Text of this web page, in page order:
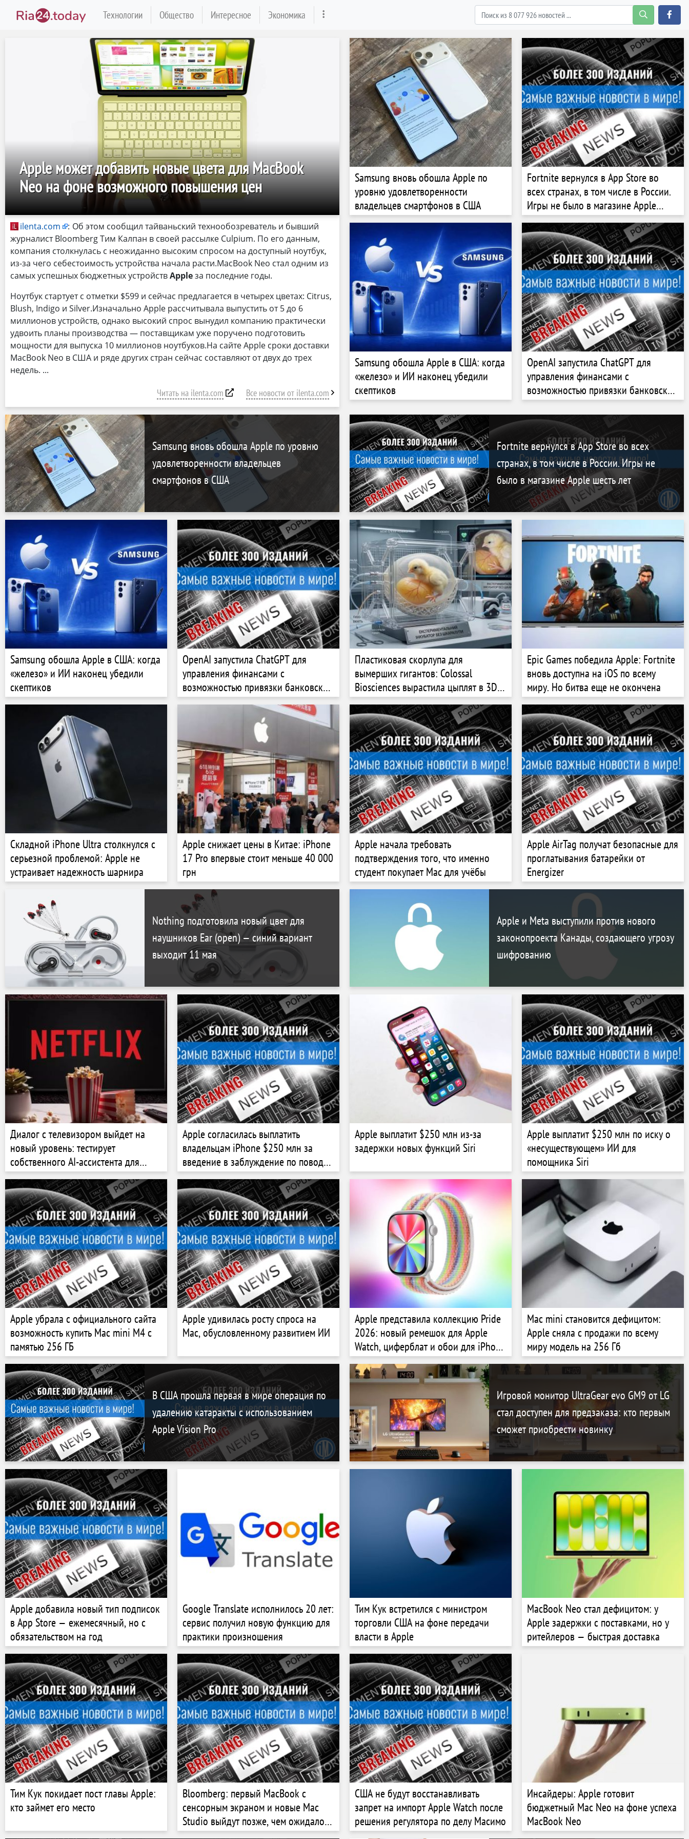
Технологии Общество Интересное Экономика
Apple может добавить новые цвета для MacBook
Neo на фоне возможного повышения цен
ilenta.com : Об этом сообщил тайваньский технообозреватель и бывший
журналист Bloomberg Тим Калпан в своей рассылке Culpium. По его данным,
компания столкнулась с неожиданно высоким спросом на доступный ноутбук,
из-за чего себестоимость устройства начала расти.MacBook Neo стал одним из
самых успешных бюджетных устройствAppleза последние годы.
Ноутбук стартует с отметки $599 и сейчас предлагается в четырех цветах: Citrus,
Blush, Indigo и Silver.Изначально Apple рассчитывала выпустить от 5 до 6
миллионов устройств, однако высокий спрос вынудил компанию практически
удвоить планы производства — поставщикам уже поручено подготовить
мощности для выпуска 10 миллионов ноутбуков.На сайте Apple сроки доставки
MacBook Neo в США и ряде других стран сейчас составляют от двух до трех
недель.
Читать на ilenta.com Все новости от ilenta.com
Samsung вновь обошла Apple по
уровню удовлетворенности
владельцев смартфонов в США
Fortnite вернулся в App Store во
всех странах, в том числе в России.
Игры не было в магазине Apple
шесть лет
Samsung обошла Apple в США: когда
«железо» и ИИ наконец убедили
скептиков
OpenAI запустила ChatGPT для
управления финансами с
возможностью привязки банковских
счетов
Samsung вновь обошла Apple по уровню
удовлетворенности владельцев
смартфонов в США
Fortnite вернулся в App Store во всех
странах, в том числе в России. Игры не
было в магазине Apple шесть лет
Samsung обошла Apple в США: когда
«железо» и ИИ наконец убедили
скептиков
OpenAI запустила ChatGPT для
управления финансами с
возможностью привязки банковских
счетов
Пластиковая скорлупа для
вымерших гигантов: Colossal
Biosciences вырастила цыплят в 3D-
яйцах
Epic Games победила Apple: Fortnite
вновь доступна на iOS по всему
миру. Но битва еще не окончена
Складной iPhone Ultra столкнулся с
серьезной проблемой: Apple не
устраивает надежность шарнира
Apple снижает цены в Китае: iPhone
17 Pro впервые стоит меньше 40 000
грн
Apple начала требовать
подтверждения того, что именно
студент покупает Mac для учёбы
Apple AirTag получат безопасные для
проглатывания батарейки от
Energizer
Nothing подготовила новый цвет для
наушников Ear (open) — синий вариант
выходит 11 мая
Apple и Meta выступили против нового
законопроекта Канады, создающего угрозу
шифрованию
Диалог с телевизором выйдет на
новый уровень: тестирует
собственного AI-ассистента для
поиска фильмов и сериалов
Apple согласилась выплатить
владельцам iPhone $250 млн за
введение в заблуждение по поводу
Apple Intelligence
Apple выплатит $250 млн из-за
задержки новых функций Siri
Apple выплатит $250 млн по иску о
«несуществующем» ИИ для
помощника Siri
Apple убрала с официального сайта
возможность купить Mac mini M4 с
памятью 256 ГБ
Apple удивилась ​​росту спроса на
Mac, обусловленному развитием ИИ
Apple представила коллекцию Pride
2026: новый ремешок для Apple
Watch, циферблат и обои для iPhone
и iPad
Mac mini становится дефицитом:
Apple сняла с продажи по всему
миру модель на 256 Гб
В США прошла первая в мире операция по
удалению катаракты с использованием
Apple Vision Pro
Игровой монитор UltraGear evo GM9 от LG
стал доступен для предзаказа: кто первым
сможет приобрести новинку
Apple добавила новый тип подписок
в App Store — ежемесячный, но с
обязательством на год
Google Translate исполнилось 20 лет:
сервис получил новую функцию для
практики произношения
Тим Кук встретился с министром
торговли США на фоне передачи
власти в Apple
MacBook Neo стал дефицитом: у
Apple задержки с поставками, но у
ритейлеров — быстрая доставка
Тим Кук покидает пост главы Apple:
кто займет его место
Bloomberg: первый MacBook с
сенсорным экраном и новые Mac
Studio выйдут позже, чем ожидалось
— Apple столкнулась с дефицитом
США не будут восстанавливать
запрет на импорт Apple Watch после
решения регулятора по делу Масимо
Инсайдеры: Apple готовит
бюджетный Mac Neo на фоне успеха
MacBook Neo